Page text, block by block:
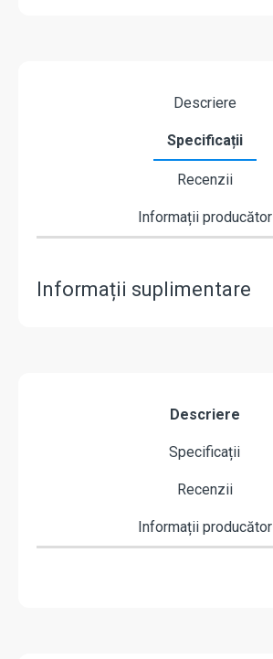
Descriere
Specificații
Recenzii
Informații producător
Informații suplimentare
Descriere
Specificații
Recenzii
Informații producător